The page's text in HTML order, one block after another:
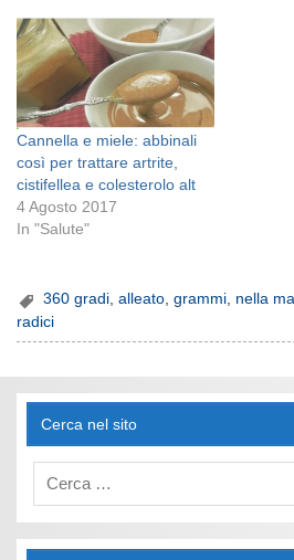
Cannella e miele: abbinali
così per trattare artrite,
cistifellea e colesterolo alt
4 Agosto 2017
In "Salute"
360 gradi,alleato,grammi, nella
radici
Cerca nel sito